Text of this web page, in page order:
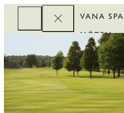
VANA SPA
MÖTEN
FÖRETAG
REWARDS